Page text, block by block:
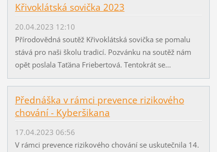
Křivoklátská sovička 2023
20.04.2023 12:10
Přírodovědná soutěž Křivoklátská sovička se pomalu
stává pro naši školu tradicí. Pozvánku na soutěž nám
opět poslala Taťána Friebertová. Tentokrát se...
Přednáška v rámci prevence rizikového
chování - Kyberšikana
17.04.2023 06:56
V rámci prevence rizikového chování se uskutečnila 14.